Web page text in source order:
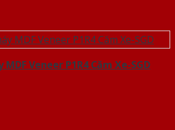
MDF Veneer P1R4 Căm Xe-SGD